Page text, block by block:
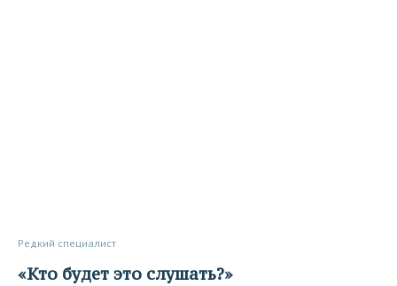
Редкий специалист
«Кто будет это слушать?»